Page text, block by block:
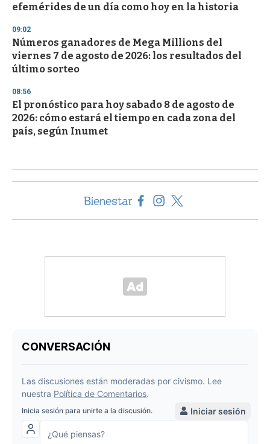
efemérides de un día como hoy en la historia
09:02
Números ganadores de Mega Millions del
viernes 7 de agosto de 2026: los resultados del
último sorteo
08:56
El pronóstico para hoy sabado 8 de agosto de
2026: cómo estará el tiempo en cada zona del
país, según Inumet